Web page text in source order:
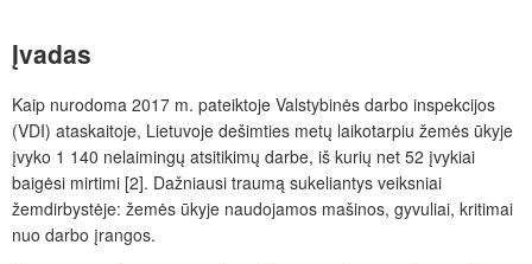
Įvadas
Kaip nurodoma 2017 m. pateiktoje Valstybinės darbo inspekcijos
(VDI) ataskaitoje, Lietuvoje dešimties metų laikotarpiu žemės ūkyje
įvyko 1 140 nelaimingų atsitikimų darbe, iš kurių net 52 įvykiai
baigėsi mirtimi [2]. Dažniausi traumą sukeliantys veiksniai
žemdirbystėje: žemės ūkyje naudojamos mašinos, gyvuliai, kritimai
nuo darbo įrangos.